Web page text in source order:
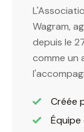
Wagram,
depuis le
comme un
Créée